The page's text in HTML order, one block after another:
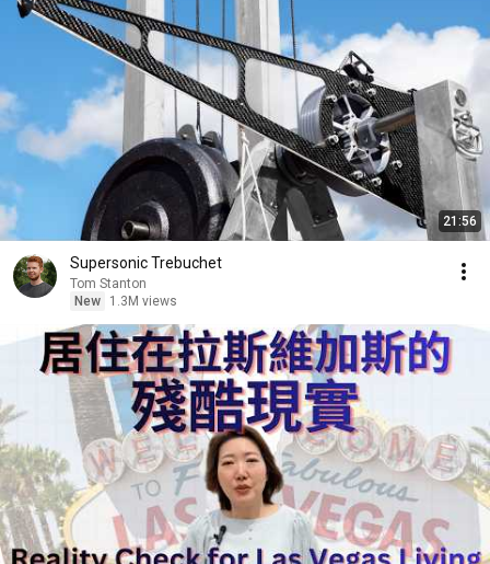
21:56
Supersonic Trebuchet
Tom Stanton
New
1.3M views